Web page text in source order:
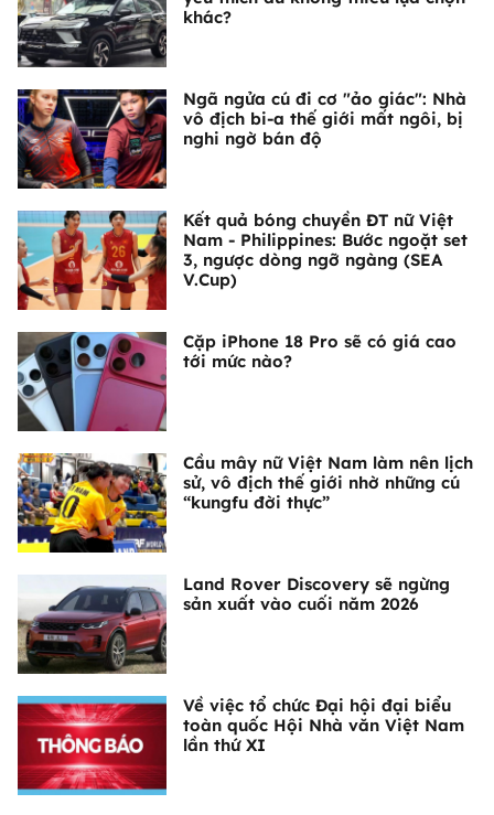
khác?
Ngã ngửa cú đi cơ "ảo giác": Nhà
vô địch bi-a thế giới mất ngôi, bị
nghi ngờ bán độ
Kết quả bóng chuyền ĐT nữ Việt
Nam - Philippines: Bước ngoặt set
3, ngược dòng ngỡ ngàng (SEA
V.Cup)
Cặp iPhone 18 Pro sẽ có giá cao
tới mức nào?
Cầu mây nữ Việt Nam làm nên lịch
sử, vô địch thế giới nhờ những cú
“kungfu đời thực”
Land Rover Discovery sẽ ngừng
sản xuất vào cuối năm 2026
Về việc tổ chức Đại hội đại biểu
toàn quốc Hội Nhà văn Việt Nam
lần thứ XI